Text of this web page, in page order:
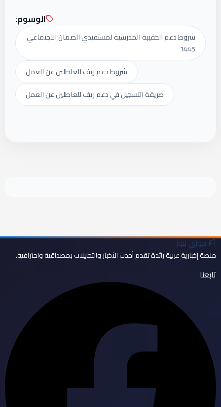
الوسوم:
شروط دعم الحقيبة المدرسية لمستفيدي الضمان الاجتماعي
1445
شروط دعم ريف للعاطلين عن العمل
طريقة التسجيل في دعم ريف للعاطلين عن العمل
📰جوري نيوز
منصة إخبارية عربية رائدة تقدم أحدث الأخبار والتحليلات بمصداقية واحترافية.
تابعنا